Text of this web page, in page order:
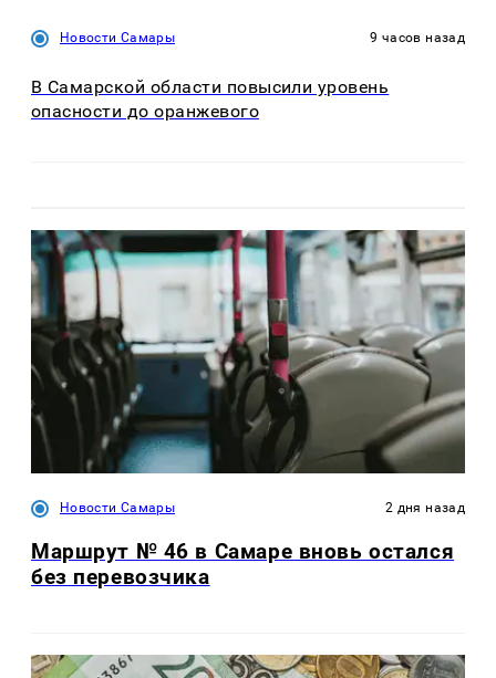
Новости Самары 9 часов назад
В Самарской области повысили уровень
опасности до оранжевого
Новости Самары 2 дня назад
Маршрут № 46 в Самаре вновь остался
без перевозчика